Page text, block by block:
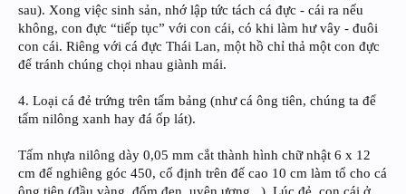
sau). Xong việc sinh sản, nhớ lập tức tách cá đực - cái ra nếu
không, con đực “tiếp tục” với con cái, có khi làm hư vây - đuôi
con cái. Riêng với cá đực Thái Lan, một hồ chỉ thả một con đực
để tránh chúng chọi nhau giành mái.
4. Loại cá đẻ trứng trên tấm bảng (như cá ông tiên, chúng ta để
tấm nilông xanh hay đá ốp lát).
Tấm nhựa nilông dày 0,05 mm cắt thành hình chữ nhật 6 x 12
cm để nghiêng góc 450, cố định trên đế cao 10 cm làm tổ cho cá
ông tiên (đầu vàng, đốm đen, uyên ương...). Lúc đẻ, con cái ở